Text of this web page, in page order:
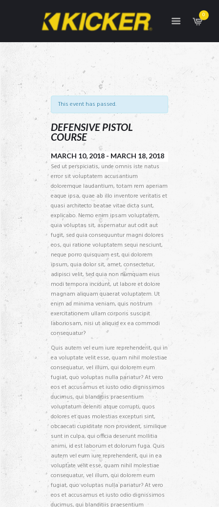
0
This event has passed.
DEFENSIVE PISTOL
COURSE
MARCH 10, 2018 - MARCH 18, 2018
Sed ut perspiciatis, unde omnis iste natus
error sit voluptatem accusantium
doloremque laudantium, totam rem aperiam
eaque ipsa, quae ab illo inventore veritatis et
quasi architecto beatae vitae dicta sunt,
explicabo. Nemo enim ipsam voluptatem,
quia voluptas sit, aspernatur aut odit aut
fugit, sed quia consequuntur magni dolores
eos, qui ratione voluptatem sequi nesciunt,
neque porro quisquam est, qui dolorem
ipsum, quia dolor sit, amet, consectetur,
adipisci velit, sed quia non numquam eius
modi tempora incidunt, ut labore et dolore
magnam aliquam quaerat voluptatem. Ut
enim ad minima veniam, quis nostrum
exercitationem ullam corporis suscipit
laboriosam, nisi ut aliquid ex ea commodi
consequatur?
Quis autem vel eum iure reprehenderit, qui in
ea voluptate velit esse, quam nihil molestiae
consequatur, vel illum, qui dolorem eum
fugiat, quo voluptas nulla pariatur? At vero
eos et accusamus et iusto odio dignissimos
ducimus, qui blanditiis praesentium
voluptatum deleniti atque corrupti, quos
dolores et quas molestias excepturi sint,
obcaecati cupiditate non provident, similique
sunt in culpa, qui officia deserunt mollitia
animi, id est laborum et dolorum fuga. Quis
autem vel eum iure reprehenderit, qui in ea
voluptate velit esse, quam nihil molestiae
consequatur, vel illum, qui dolorem eum
fugiat, quo voluptas nulla pariatur? At vero
eos et accusamus et iusto odio dignissimos
ducimus, qui blanditiis praesentium